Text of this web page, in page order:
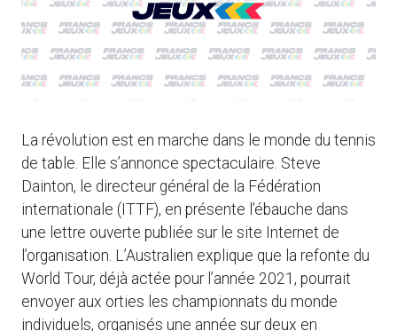
La révolution est en marche dans le monde du tennis
de table. Elle s’annonce spectaculaire. Steve
Dainton, le directeur général de la Fédération
internationale (ITTF), en présente l’ébauche dans
une lettre ouverte publiée sur le site Internet de
l’organisation. L’Australien explique que la refonte du
World Tour, déjà actée pour l’année 2021, pourrait
envoyer aux orties les championnats du monde
individuels, organisés une année sur deux en